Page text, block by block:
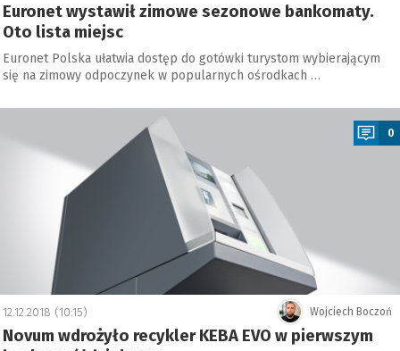
Euronet wystawił zimowe sezonowe bankomaty.
Oto lista miejsc
Euronet Polska ułatwia dostęp do gotówki turystom wybierającym
się na zimowy odpoczynek w popularnych ośrodkach …
0
Wojciech Boczoń
12.12.2018 (10:15)
Novum wdrożyło recykler KEBA EVO w pierwszym